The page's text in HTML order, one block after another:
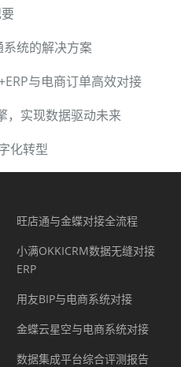
统的解决方案
与电商订单高效对接
，实现数据驱动未来
化转型
旺店通与金蝶对接全流程
小满OKKICRM数据无缝对接
ERP
用友BIP与电商系统对接
金蝶云星空与电商系统对接
数据集成平台综合评测报告